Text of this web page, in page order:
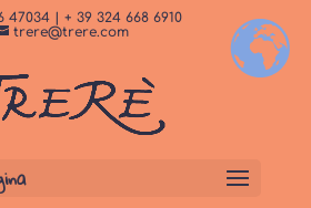
47034 | + 39 324 668 6910
trere@trere.com
noi PRENOTA SUBITO +